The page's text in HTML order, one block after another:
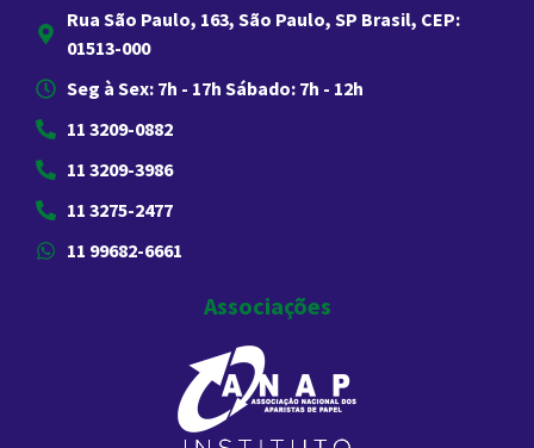
Rua São Paulo, 163, São Paulo, SP Brasil, CEP:
01513-000
Seg à Sex: 7h - 17h Sábado: 7h - 12h
11 3209-0882
11 3209-3986
11 3275-2477
11 99682-6661
Associações